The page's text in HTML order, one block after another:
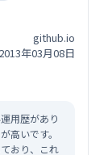
github.io
2013年03月08日
用歴があり
高いです。
おり、これ